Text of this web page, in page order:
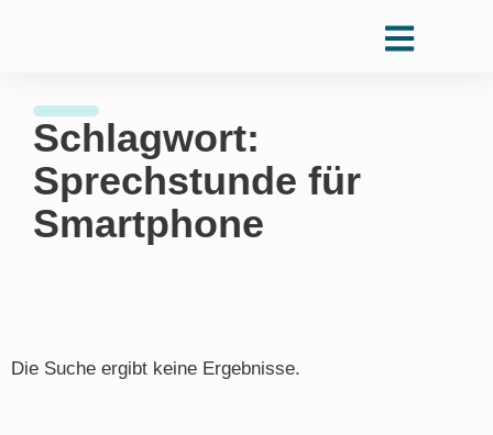
Schlagwort:
Sprechstunde für
Smartphone
Die Suche ergibt keine Ergebnisse.